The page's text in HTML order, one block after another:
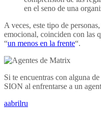
en el seno de una
A veces, este tipo de
emocional, coinciden con las
“un menos en la frente“.
Si te encuentras con alguna
SION al enfrentarse a un
aabrilru